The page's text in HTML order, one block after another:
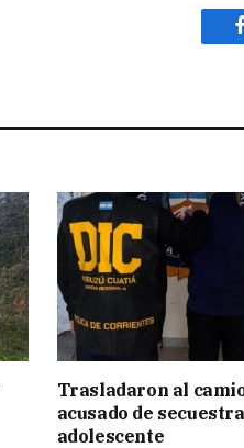
Trasladaron al
acusado de
adolescente